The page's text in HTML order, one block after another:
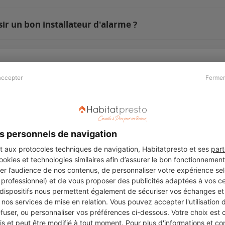
personnels de navigation
aux protocoles techniques de navigation, Habitatpresto et ses
et technologies similaires afin d’assurer le bon
l’audience de nos contenus, de personnaliser votre expérience
et de vous proposer des publicités adaptées à vos
nous permettent également de sécuriser vos échanges
services de mise en relation. Vous pouvez accepter l'utilisation
ou personnaliser vos préférences ci-dessous. Votre choix est
et peut être modifié à tout moment. Pour plus d'informations et
un bon installateur d'alarme ?
Revue de presse
Légal
Charte cookies
Suivez-nous